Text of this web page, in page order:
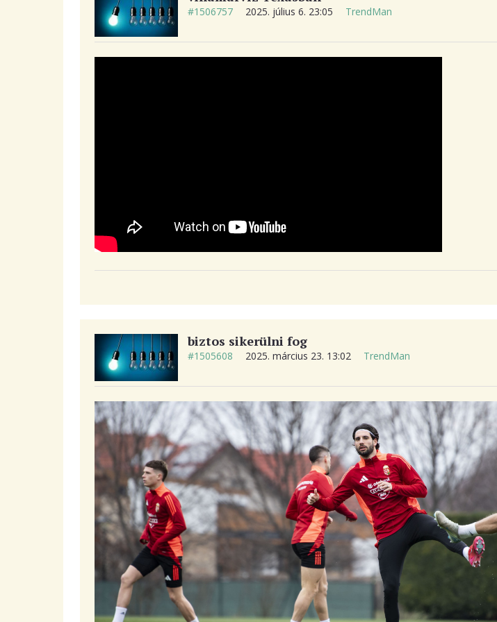
#1506757 2025. július 6. 23:05 TrendMan
biztos sikerülni fog
#1505608 2025. március 23. 13:02 TrendMan